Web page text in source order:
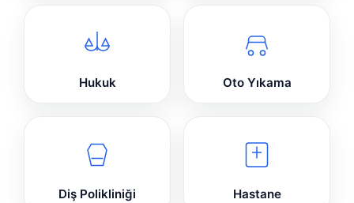
Hukuk Oto Yıkama
Diş Polikliniği Hastane